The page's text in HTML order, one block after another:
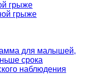
грыже
грыже
для малышей,
срока
наблюдения